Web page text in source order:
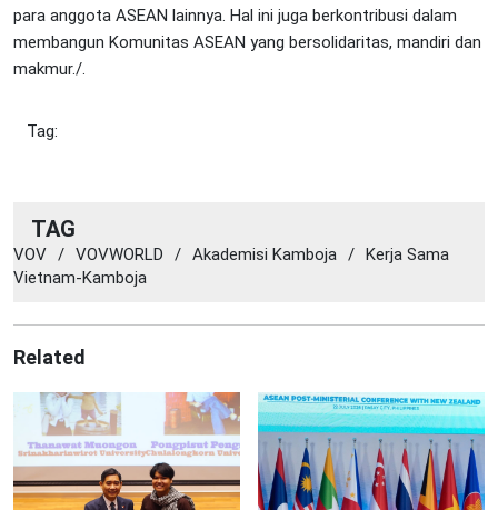
para anggota ASEAN lainnya. Hal ini juga berkontribusi dalam
membangun Komunitas ASEAN yang bersolidaritas, mandiri dan
makmur./.
Tag:
TAG
VOV / VOVWORLD / Akademisi Kamboja / Kerja Sama
Vietnam-Kamboja
Related